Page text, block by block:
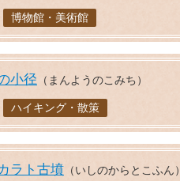
博物館・美術館
小径 （まんようのこみち）
ハイキング・散策
ラト古墳 （いしのからとこふん）